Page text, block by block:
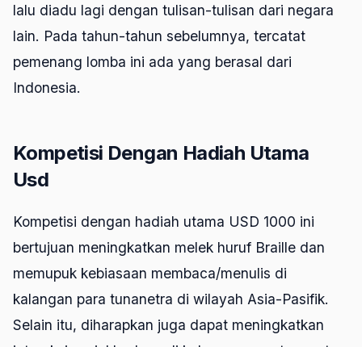
lalu diadu lagi dengan tulisan-tulisan dari negara
lain. Pada tahun-tahun sebelumnya, tercatat
pemenang lomba ini ada yang berasal dari
Indonesia.
Kompetisi Dengan Hadiah Utama
Usd
Kompetisi dengan hadiah utama USD 1000 ini
bertujuan meningkatkan melek huruf Braille dan
memupuk kebiasaan membaca/menulis di
kalangan para tunanetra di wilayah Asia-Pasifik.
Selain itu, diharapkan juga dapat meningkatkan